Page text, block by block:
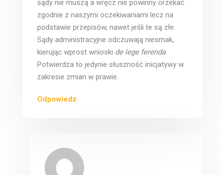
sądy nie muszą a wręcz nie powinny orzekać
zgodnie z naszymi oczekiwaniami lecz na
podstawie przepisów, nawet jeśli te są złe.
Sądy administracyjne odczuwają niesmak,
kierując wprost wnioski de lege ferenda.
Potwierdza to jedynie słuszność inicjatywy w
zakresie zmian w prawie.
Odpowiedz